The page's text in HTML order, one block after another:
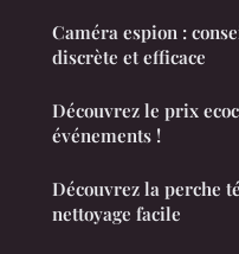
Caméra espion :
discrète et efficace
Découvrez le prix
événements !
Découvrez la perche
nettoyage facile